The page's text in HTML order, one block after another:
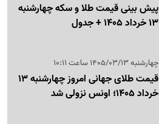
پیش بینی قیمت طلا و سکه چهارشنبه
13 خرداد 1405 + جدول
چهارشنبه 1405/03/13 ساعت 10:11
قیمت طلای جهانی امروز چهارشنبه 13
خرداد 1405؛ اونس نزولی شد